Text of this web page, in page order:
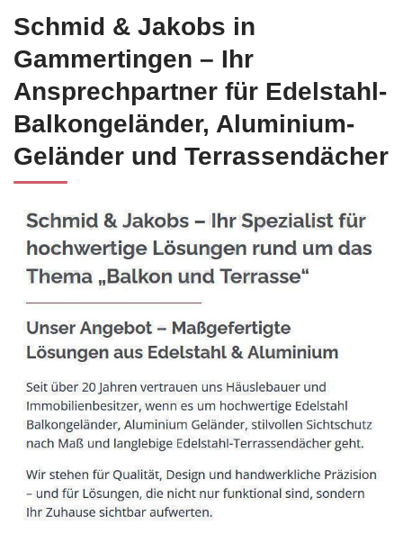
Holen Sie sich Edelstahl Balkongeländer für Gammertingen
Schmid & Jakobs in
Gammertingen – Ihr
Ansprechpartner für Edelstahl-
Balkongeländer, Aluminium-
Geländer und Terrassendächer